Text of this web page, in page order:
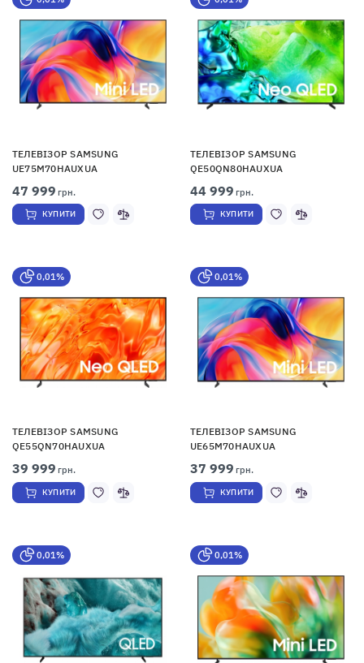
ТЕЛЕВІЗОР SAMSUNG
UE75M70HAUXUA
47 999 грн.
КУПИТИ
ТЕЛЕВІЗОР SAMSUNG
QE50QN80HAUXUA
44 999 грн.
КУПИТИ
0,01%
ТЕЛЕВІЗОР SAMSUNG
QE55QN70HAUXUA
39 999 грн.
КУПИТИ
0,01%
ТЕЛЕВІЗОР SAMSUNG
UE65M70HAUXUA
37 999 грн.
КУПИТИ
0,01% 0,01%